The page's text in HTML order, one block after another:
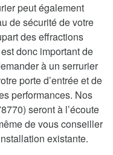
peut également
de sécurité de votre
des effractions
donc important de
à un serrurier
porte d’entrée et de
performances. Nos
seront à l’écoute
de vous conseiller
existante.